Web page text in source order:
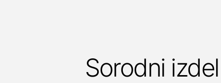
Sorodni